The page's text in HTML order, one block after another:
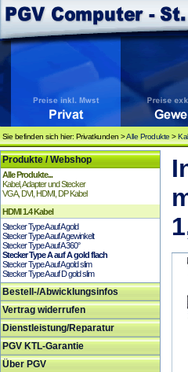
Sie befinden sich hier: Privatkunden >Alle Produkte >
Produkte / Webshop
Alle Produkte...
Kabel, Adapter und Stecker
VGA, DVI, HDMI, DP Kabel
HDMI 1.4 Kabel
Stecker Type A auf A gold
Stecker Type A auf A gewinkelt
Stecker Type A auf A 360°
Stecker Type A auf A gold flach
Stecker Type A auf A gold slim
Stecker Type A auf D gold slim
Bestell-/Abwicklungsinfos
Vertrag widerrufen
Dienstleistung/Reparatur
PGV KTL-Garantie
Über PGV